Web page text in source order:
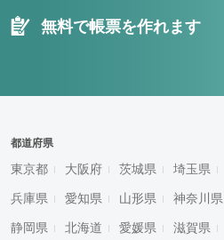
無料で帳票を作れます
都道府県
東京都 大阪府 茨城県 埼玉県
兵庫県 愛知県 山形県 神奈川県
静岡県 北海道 愛媛県 滋賀県